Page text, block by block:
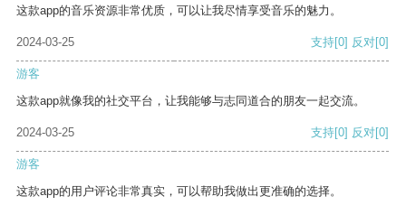
这款app的音乐资源非常优质，可以让我尽情享受音乐的魅力。
2024-03-25 支持[0] 反对[0]
游客
这款app就像我的社交平台，让我能够与志同道合的朋友一起交流。
2024-03-25 支持[0] 反对[0]
游客
这款app的用户评论非常真实，可以帮助我做出更准确的选择。